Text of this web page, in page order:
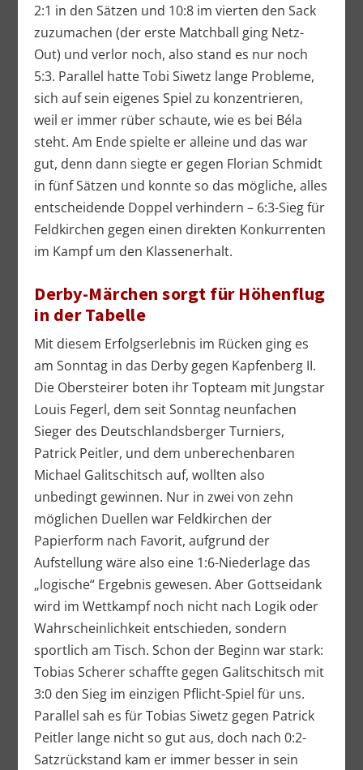
2:1 in den Sätzen und 10:8 im vierten den Sack
zuzumachen (der erste Matchball ging Netz-
Out) und verlor noch, also stand es nur noch
5:3. Parallel hatte Tobi Siwetz lange Probleme,
sich auf sein eigenes Spiel zu konzentrieren,
weil er immer rüber schaute, wie es bei Béla
steht. Am Ende spielte er alleine und das war
gut, denn dann siegte er gegen Florian Schmidt
in fünf Sätzen und konnte so das mögliche, alles
entscheidende Doppel verhindern – 6:3-Sieg für
Feldkirchen gegen einen direkten Konkurrenten
im Kampf um den Klassenerhalt.
Derby-Märchen sorgt für Höhenflug
in der Tabelle
Mit diesem Erfolgserlebnis im Rücken ging es
am Sonntag in das Derby gegen Kapfenberg II.
Die Obersteirer boten ihr Topteam mit Jungstar
Louis Fegerl, dem seit Sonntag neunfachen
Sieger des Deutschlandsberger Turniers,
Patrick Peitler, und dem unberechenbaren
Michael Galitschitsch auf, wollten also
unbedingt gewinnen. Nur in zwei von zehn
möglichen Duellen war Feldkirchen der
Papierform nach Favorit, aufgrund der
Aufstellung wäre also eine 1:6-Niederlage das
„logische“ Ergebnis gewesen. Aber Gottseidank
wird im Wettkampf noch nicht nach Logik oder
Wahrscheinlichkeit entschieden, sondern
sportlich am Tisch. Schon der Beginn war stark:
Tobias Scherer schaffte gegen Galitschitsch mit
3:0 den Sieg im einzigen Pflicht-Spiel für uns.
Parallel sah es für Tobias Siwetz gegen Patrick
Peitler lange nicht so gut aus, doch nach 0:2-
Satzrückstand kam er immer besser in sein